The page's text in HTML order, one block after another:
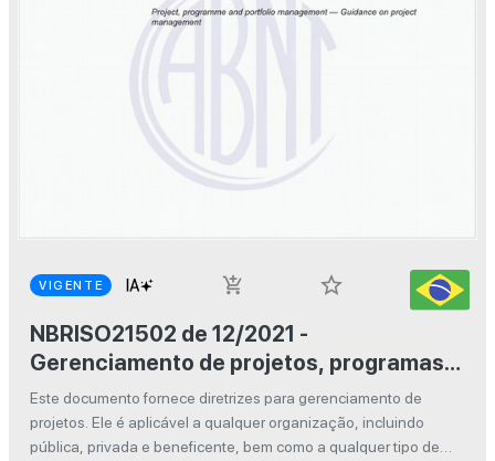
VIGENTE add_shopping_cart
star_border
NBRISO21502 de 12/2021 -
Gerenciamento de projetos, programas e
portfólios — Orientação sobre
gerenciamento de projetos
Este documento fornece diretrizes para gerenciamento de
projetos. Ele é aplicável a qualquer organização, incluindo
pública, privada e beneficente, bem como a qualquer tipo de